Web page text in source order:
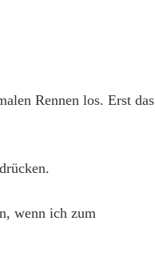
Rennen los. Erst das
wenn ich zum